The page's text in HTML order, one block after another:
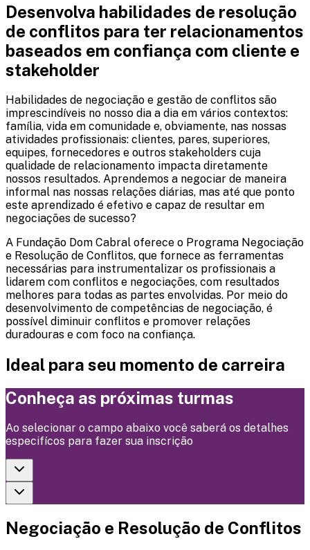
Desenvolva habilidades de resolução
de conflitos para ter relacionamentos
baseados em confiança com cliente e
stakeholder
Habilidades de negociação e gestão de conflitos são
imprescindíveis no nosso dia a dia em vários contextos:
família, vida em comunidade e, obviamente, nas nossas
atividades profissionais: clientes, pares, superiores,
equipes, fornecedores e outros stakeholders cuja
qualidade de relacionamento impacta diretamente
nossos resultados. Aprendemos a negociar de maneira
informal nas nossas relações diárias, mas até que ponto
este aprendizado é efetivo e capaz de resultar em
negociações de sucesso?
A Fundação Dom Cabral oferece o Programa Negociação
e Resolução de Conflitos, que fornece as ferramentas
necessárias para instrumentalizar os profissionais a
lidarem com conflitos e negociações, com resultados
melhores para todas as partes envolvidas. Por meio do
desenvolvimento de competências de negociação, é
possível diminuir conflitos e promover relações
duradouras e com foco na confiança.
Ideal para seu momento de carreira
Conheça as próximas turmas
Ao selecionar o campo abaixo você saberá os detalhes
especifícos para fazer sua inscrição
Negociação e Resolução de Conflitos